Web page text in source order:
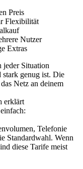
Preis
Flexibilität
Nutzer
Extras
jeder Situation
stark genug ist. Die
Netz an deinem
erklärt
Telefonie
Standardwahl. Wenn
diese Tarife meist